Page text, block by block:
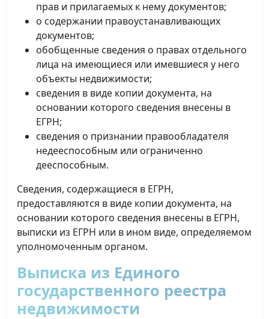
прав и прилагаемых к нему документов;
о содержании правоустанавливающих
документов;
обобщенные сведения о правах отдельного
лица на имеющиеся или имевшиеся у него
объекты недвижимости;
сведения в виде копии документа, на
основании которого сведения внесены в
ЕГРН;
сведения о признании правообладателя
недееспособным или ограниченно
дееспособным.
Сведения, содержащиеся в ЕГРН,
предоставляются в виде копии документа, на
основании которого сведения внесены в ЕГРН,
выписки из ЕГРН или в ином виде, определяемом
уполномоченным органом.
Выписка из Единого
государственного реестра
недвижимости